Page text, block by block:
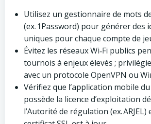
Utilisez un gestionnaire de mots
(ex. 1Password) pour générer des
uniques pour chaque compte de
Évitez les réseaux Wi‑Fi publics
tournois à enjeux élevés ;
avec un protocole OpenVPN ou
Vérifiez que l’application mobile
possède la licence d’exploitation
l’Autorité de régulation (ex. ARJEL)